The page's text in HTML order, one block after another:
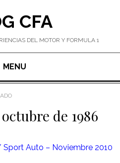
CFA
DEL MOTOR Y FORMULA 1
MENU
de 1986
Auto – Noviembre 2010